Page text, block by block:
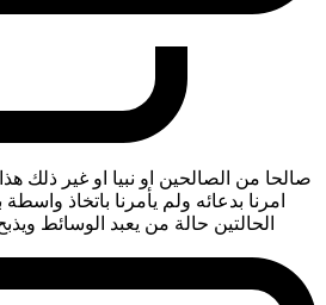
صالحا من الصالحين او نبيا او غير ذلك
امرنا بدعائه ولم يأمرنا باتخاذ
الحالتين حالة من يعبد الوسائط